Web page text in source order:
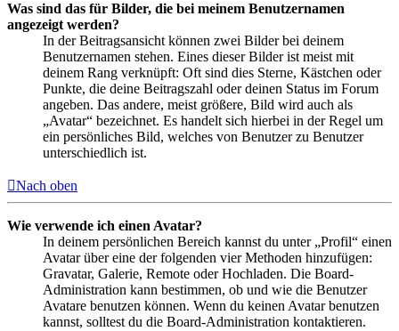
Was sind das für Bilder, die bei meinem Benutzernamen
angezeigt werden?
In der Beitragsansicht können zwei Bilder bei deinem
Benutzernamen stehen. Eines dieser Bilder ist meist mit
deinem Rang verknüpft: Oft sind dies Sterne, Kästchen oder
Punkte, die deine Beitragszahl oder deinen Status im Forum
angeben. Das andere, meist größere, Bild wird auch als
„Avatar“ bezeichnet. Es handelt sich hierbei in der Regel um
ein persönliches Bild, welches von Benutzer zu Benutzer
unterschiedlich ist.
Nach oben
Wie verwende ich einen Avatar?
In deinem persönlichen Bereich kannst du unter „Profil“ einen
Avatar über eine der folgenden vier Methoden hinzufügen:
Gravatar, Galerie, Remote oder Hochladen. Die Board-
Administration kann bestimmen, ob und wie die Benutzer
Avatare benutzen können. Wenn du keinen Avatar benutzen
kannst, solltest du die Board-Administration kontaktieren.